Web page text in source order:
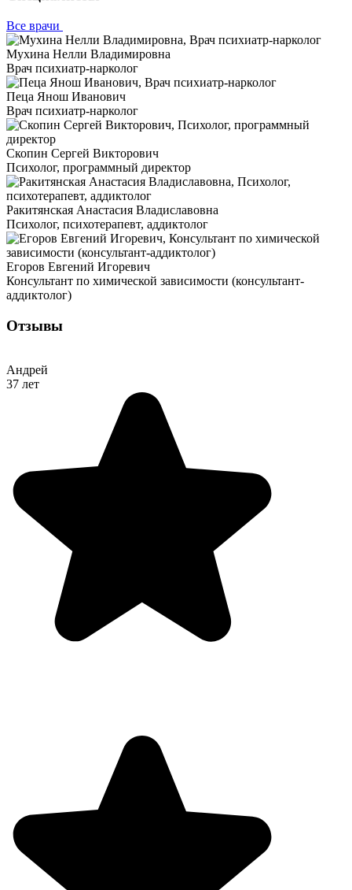
Все врачи
Мухина Нелли Владимировна
Врач психиатр-нарколог
Пеца Янош Иванович
Врач психиатр-нарколог
Скопин Сергей Викторович
Психолог, программный директор
Ракитянская Анастасия Владиславовна
Психолог, психотерапевт, аддиктолог
Егоров Евгений Игоревич
Консультант по химической зависимости (консультант-
аддиктолог)
Отзывы
Андрей
37 лет